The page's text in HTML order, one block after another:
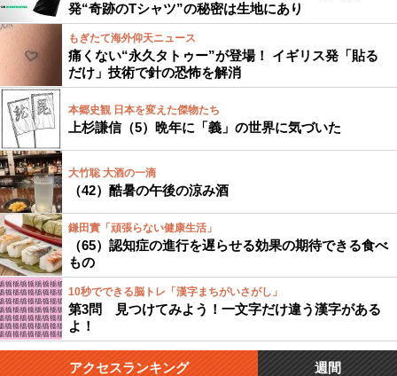
発“奇跡のTシャツ”の秘密は生地にあり
もぎたて海外仰天ニュース
痛くない“永久タトゥー”が登場！ イギリス発「貼る
だけ」技術で針の恐怖を解消
本郷史観 日本を変えた傑物たち
上杉謙信（5）晩年に「義」の世界に気づいた
大竹聡 大酒の一滴
（42）酷暑の午後の涼み酒
鎌田實「頑張らない健康生活」
（65）認知症の進行を遅らせる効果の期待できる食べ
もの
10秒でできる脳トレ「漢字まちがいさがし」
第3問 見つけてみよう！一文字だけ違う漢字がある
よ！
アクセスランキング 週間